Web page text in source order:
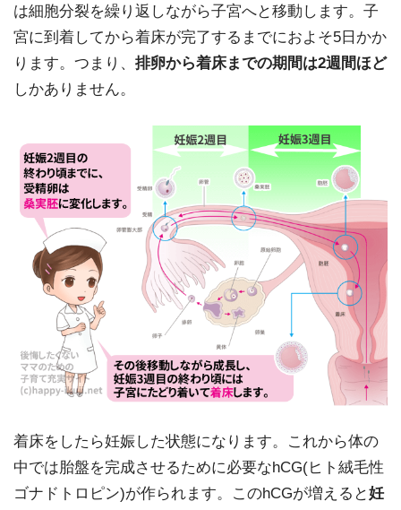
は細胞分裂を繰り返しながら子宮へと移動します。子
宮に到着してから着床が完了するまでにおよそ5日かか
ります。つまり、 排卵から着床までの期間は2週間ほど
しかありません。
着床をしたら妊娠した状態になります。これから体の
中では胎盤を完成させるために必要なhCG(ヒト絨毛性
ゴナドトロピン)が作られます。このhCGが増えると妊